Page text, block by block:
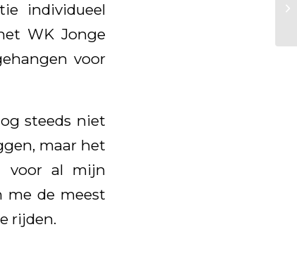
individueel
WK Jonge
voor
steeds niet
maar het
voor al mijn
me de meest
rijden.